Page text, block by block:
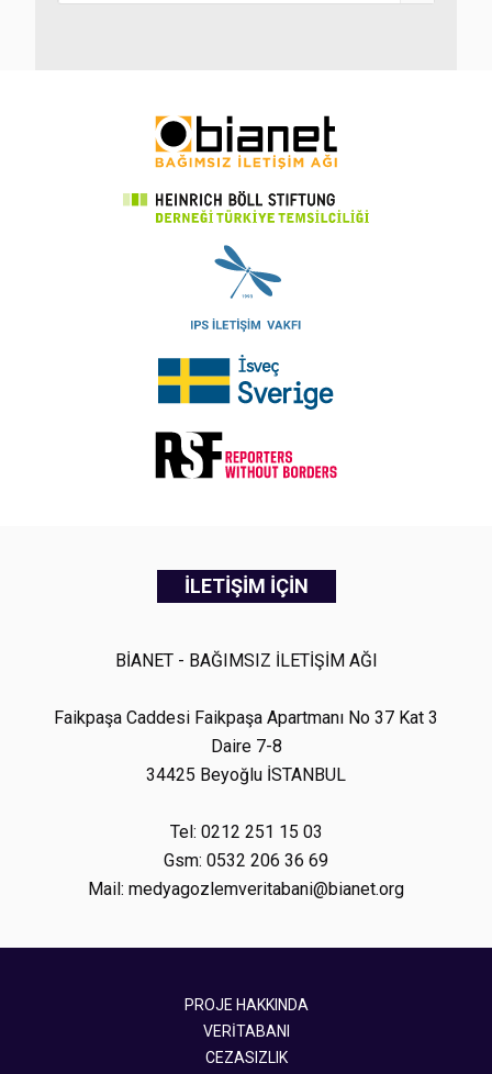
İLETİŞİM İÇİN
BİANET - BAĞIMSIZ İLETİŞİM AĞI
Faikpaşa Caddesi Faikpaşa Apartmanı No 37 Kat 3
Daire 7-8
34425 Beyoğlu İSTANBUL
Tel: 0212 251 15 03
Gsm: 0532 206 36 69
Mail: medyagozlemveritabani@bianet.org
PROJE HAKKINDA
VERİTABANI
CEZASIZLIK